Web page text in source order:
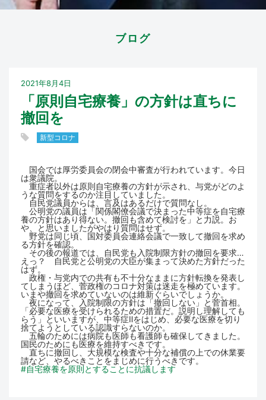
ブログ
2021年8月4日
「原則自宅療養」の方針は直ちに
撤回を
新型コロナ
国会では厚労委員会の閉会中審査が行われています。今日
は衆議院。
重症者以外は原則自宅療養の方針が示され、与党がどのよ
うな質問をするのか注目していました。
自民党議員からは、言及はあるだけで質問なし。
公明党の議員は「関係閣僚会議で決まった中等症を自宅療
養の方針はあり得ない。撤回も含めて検討を」と力説。お
や、と思いましたがやはり質問はせず。
野党は同じ頃、国対委員会連絡会議で一致して撤回を求め
る方針を確認。
その後の報道では、自民党も入院制限方針の撤回を要求…
えっ？ 自民党と公明党の大臣が集まって決めた方針だった
はず。
政権・与党内での共有も不十分なままに方針転換を発表し
てしまうほど、菅政権のコロナ対策は迷走を極めています。
いまや撤回を求めていないのは維新ぐらいでしょうか。
夜になって、入院制限の方針は「撤回しない」と菅首相。
「必要な医療を受けられるための措置だ。説明し理解しても
らう」といいますが、中等症Ⅱをはじめ、必要な医療を切り
捨てようとしている認識すらないのか。
五輪のためには病院も医師も看護師も確保してきました。
国民のためにも医療を維持すべきです。
直ちに撤回し、大規模な検査や十分な補償の上での休業要
請など、やるべきことをまじめに行うべきです。
#自宅療養を原則とすることに抗議します